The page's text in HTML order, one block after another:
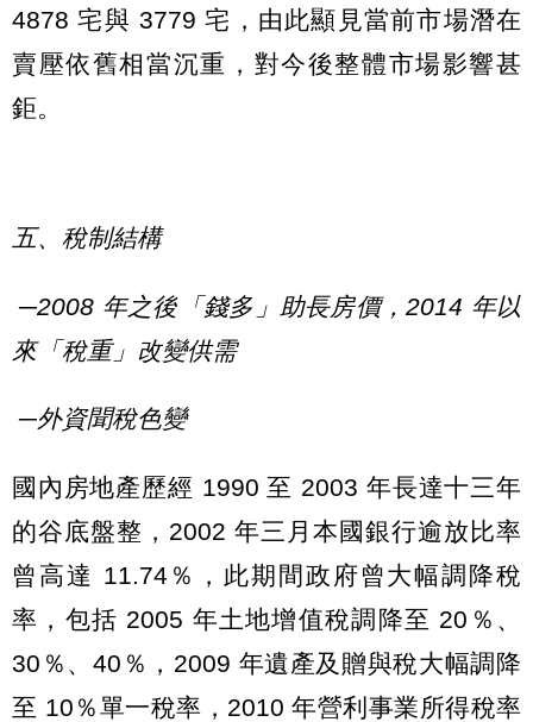
4878 宅與 3779 宅，由此顯見當前市場潛在
賣壓依舊相當沉重，對今後整體市場影響甚
鉅。
五、稅制結構
─2008 年之後「錢多」助長房價，2014 年以
來「稅重」改變供需
─外資聞稅色變
國內房地產歷經 1990 至 2003 年長達十三年
的谷底盤整，2002 年三月本國銀行逾放比率
曾高達 11.74％，此期間政府曾大幅調降稅
率，包括 2005 年土地增值稅調降至 20％、
30％、40％，2009 年遺產及贈與稅大幅調降
至 10％單一稅率，2010 年營利事業所得稅率